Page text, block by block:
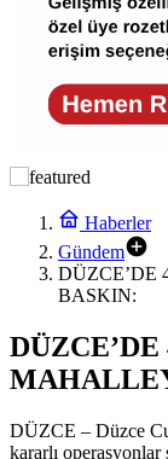
Haberler
Gündem
DÜZCE’DE
BASKIN:
DÜZCE – Düzce
kararlı